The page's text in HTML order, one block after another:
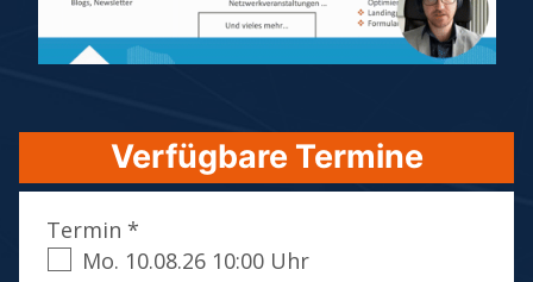
Verfügbare Termine